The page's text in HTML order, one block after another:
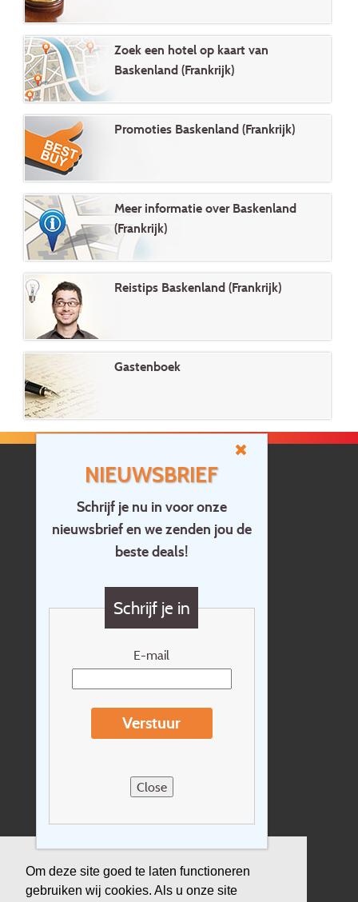
Om deze site goed te laten functioneren
gebruiken wij cookies. Als u onze site
NIEUWSBRIEF
Schrijf je nu in voor onze
nieuwsbrief en we zenden jou de
beste deals!
Schrijf je in
E-mail
Verstuur
Close
Zoek een hotel op kaart van
Baskenland (Frankrijk)
Promoties Baskenland (Frankrijk)
Meer informatie over Baskenland
(Frankrijk)
Reistips Baskenland (Frankrijk)
Gastenboek
Home
Contact
Vragen?
Cadeaubon
Nieuwsbrief
Reisvoorwaarden
Sitemap
Verzekering